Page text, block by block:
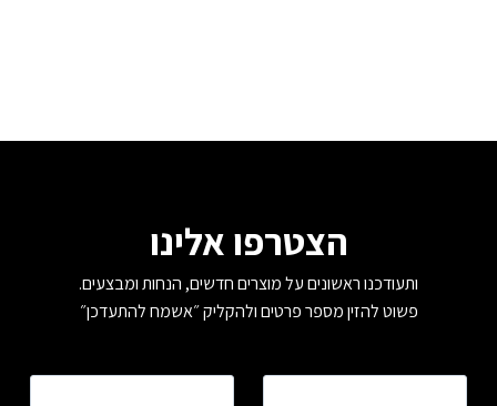
הצטרפו אלינו
ותעודכנו ראשונים על מוצרים חדשים, הנחות ומבצעים.
פשוט להזין מספר פרטים ולהקליק ״אשמח להתעדכן״